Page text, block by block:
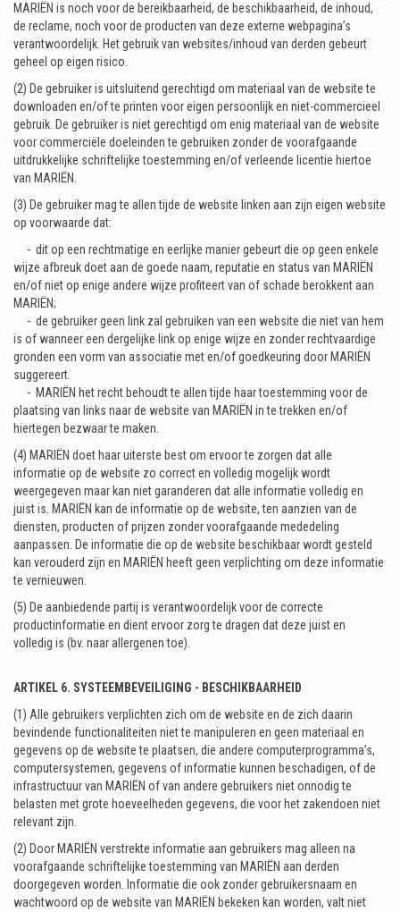
MARIËN is noch voor de bereikbaarheid, de beschikbaarheid, de inhoud,
de reclame, noch voor de producten van deze externe webpagina’s
verantwoordelijk. Het gebruik van websites/inhoud van derden gebeurt
geheel op eigen risico.
(2) De gebruiker is uitsluitend gerechtigd om materiaal van de website te
downloaden en/of te printen voor eigen persoonlijk en niet-commercieel
gebruik. De gebruiker is niet gerechtigd om enig materiaal van de website
voor commerciële doeleinden te gebruiken zonder de voorafgaande
uitdrukkelijke schriftelijke toestemming en/of verleende licentie hiertoe
van MARIËN.
(3) De gebruiker mag te allen tijde de website linken aan zijn eigen website
op voorwaarde dat:
- dit op een rechtmatige en eerlijke manier gebeurt die op geen enkele
wijze afbreuk doet aan de goede naam, reputatie en status van MARIËN
en/of niet op enige andere wijze profiteert van of schade berokkent aan
MARIËN;
- de gebruiker geen link zal gebruiken van een website die niet van hem
is of wanneer een dergelijke link op enige wijze en zonder rechtvaardige
gronden een vorm van associatie met en/of goedkeuring door MARIËN
suggereert.
- MARIËN het recht behoudt te allen tijde haar toestemming voor de
plaatsing van links naar de website van MARIËN in te trekken en/of
hiertegen bezwaar te maken.
(4) MARIËN doet haar uiterste best om ervoor te zorgen dat alle
informatie op de website zo correct en volledig mogelijk wordt
weergegeven maar kan niet garanderen dat alle informatie volledig en
juist is. MARIËN kan de informatie op de website, ten aanzien van de
diensten, producten of prijzen zonder voorafgaande mededeling
aanpassen. De informatie die op de website beschikbaar wordt gesteld
kan verouderd zijn en MARIËN heeft geen verplichting om deze informatie
te vernieuwen.
(5) De aanbiedende partij is verantwoordelijk voor de correcte
productinformatie en dient ervoor zorg te dragen dat deze juist en
volledig is (bv. naar allergenen toe).
ARTIKEL 6. SYSTEEMBEVEILIGING - BESCHIKBAARHEID
(1) Alle gebruikers verplichten zich om de website en de zich daarin
bevindende functionaliteiten niet te manipuleren en geen materiaal en
gegevens op de website te plaatsen, die andere computerprogramma’s,
computersystemen, gegevens of informatie kunnen beschadigen, of de
infrastructuur van MARIËN of van andere gebruikers niet onnodig te
belasten met grote hoeveelheden gegevens, die voor het zakendoen niet
relevant zijn.
(2) Door MARIËN verstrekte informatie aan gebruikers mag alleen na
voorafgaande schriftelijke toestemming van MARIËN aan derden
doorgegeven worden. Informatie die ook zonder gebruikersnaam en
wachtwoord op de website van MARIËN bekeken kan worden, valt niet